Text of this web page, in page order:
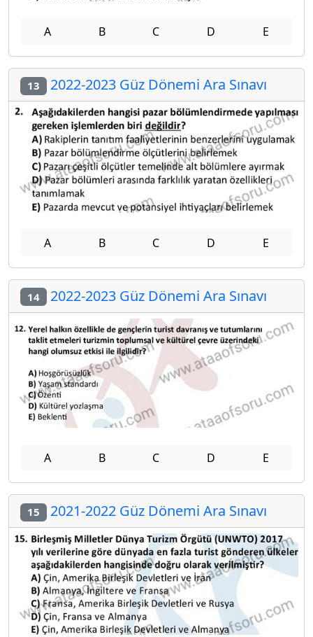
A B C D E
13 2022-2023 Güz Dönemi Ara Sınavı
A B C D E
14 2022-2023 Güz Dönemi Ara Sınavı
A B C D E
15 2021-2022 Güz Dönemi Ara Sınavı